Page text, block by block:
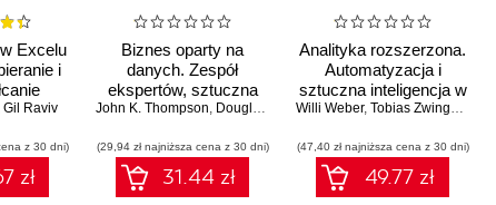
Excelu
i
II
Gil Raviv
z 30 dni)
zł
Biznes oparty na
danych. Zespół
ekspertów, sztuczna
inteligencja i analityka
John K. Thompson, Douglas B. Laney
(29,94 zł najniższa cena z 30 dni)
31.44 zł
Analityka rozszerzona.
Automatyzacja i
sztuczna inteligencja w
podejmowaniu decyzji
Willi Weber, Tobias Zwingmann
(47,40 zł najniższa cena z 30 dni)
49.77 zł